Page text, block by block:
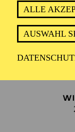
ALLE
AUSWAHL